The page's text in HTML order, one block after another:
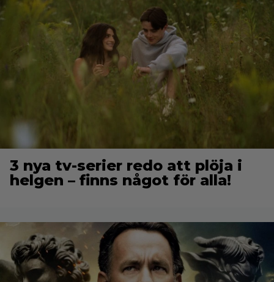
3 nya tv-serier redo att plöja i
helgen – finns något för alla!